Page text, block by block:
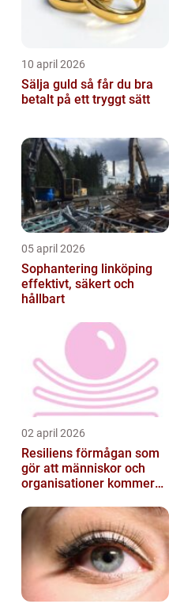
10 april 2026
Sälja guld så får du bra
betalt på ett tryggt sätt
05 april 2026
Sophantering linköping
effektivt, säkert och
hållbart
02 april 2026
Resiliens förmågan som
gör att människor och
organisationer kommer